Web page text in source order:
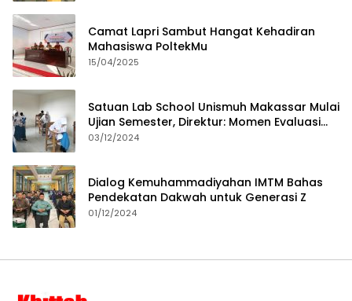
Camat Lapri Sambut Hangat Kehadiran
Mahasiswa PoltekMu
15/04/2025
Satuan Lab School Unismuh Makassar Mulai
Ujian Semester, Direktur: Momen Evaluasi
Proses Pembelajaran
03/12/2024
Dialog Kemuhammadiyahan IMTM Bahas
Pendekatan Dakwah untuk Generasi Z
01/12/2024